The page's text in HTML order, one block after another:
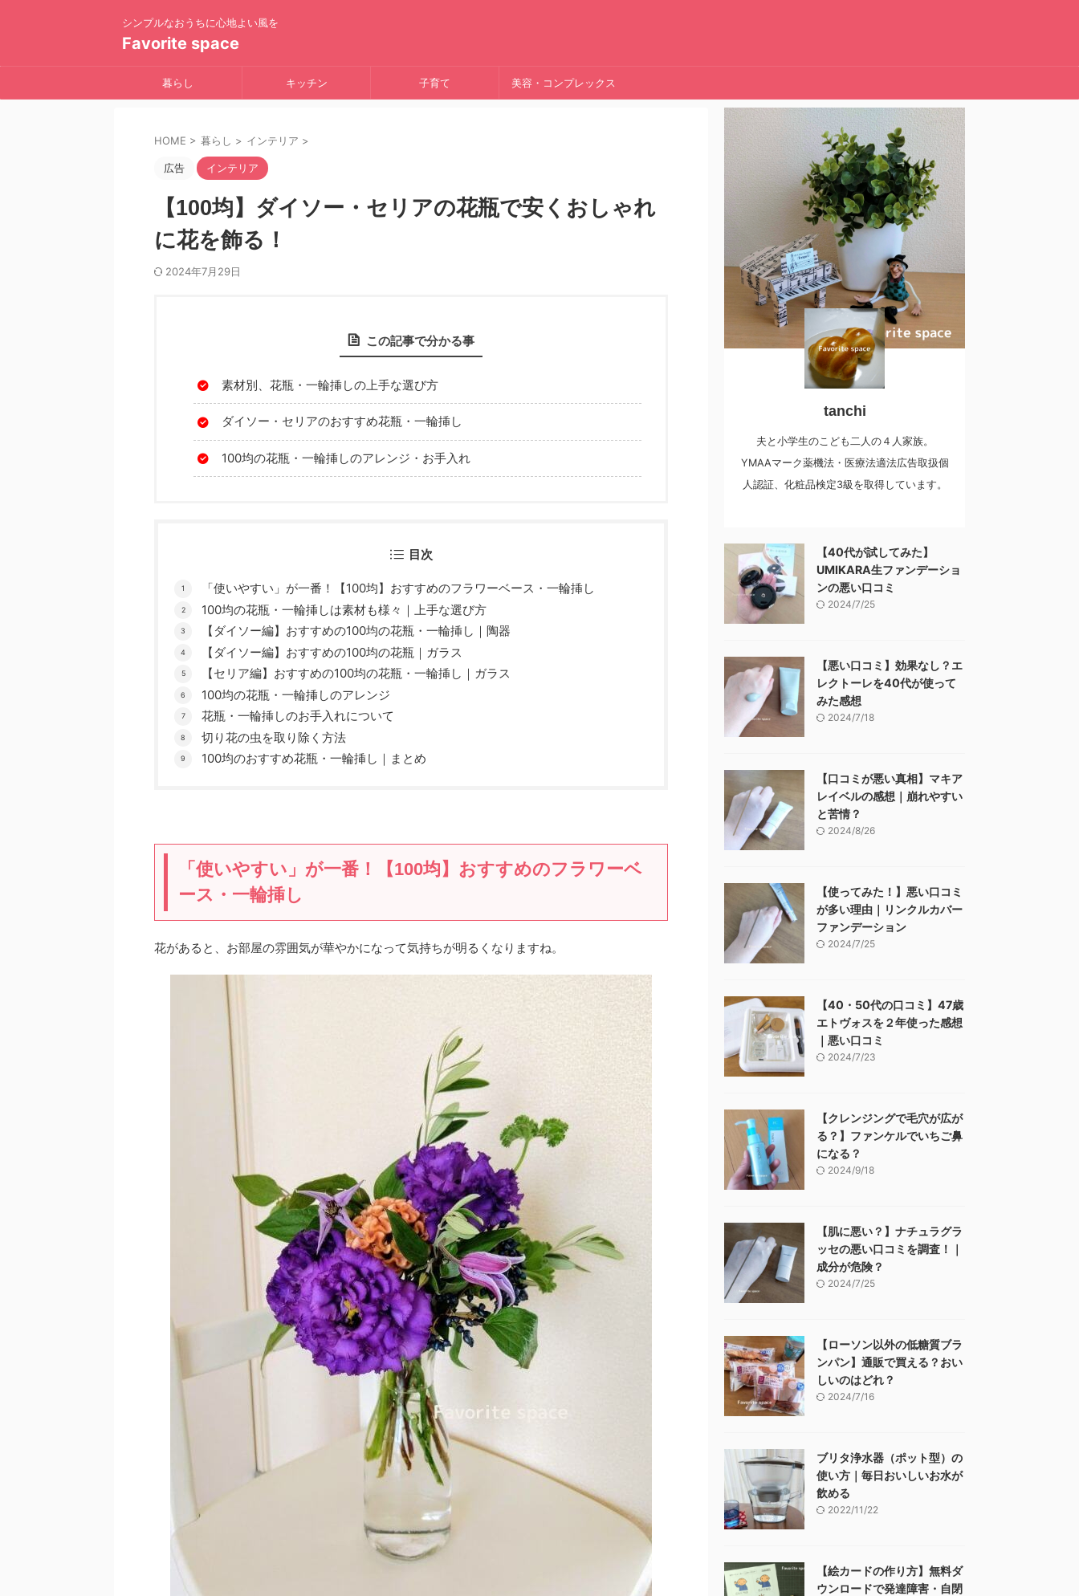
シンプルなおうちに心地よい風を
Favorite space
暮らし キッチン 子育て 美容・コンプレックス
HOME > 暮らし > インテリア >
広告 インテリア
【100均】ダイソー・セリアの花瓶で安くおしゃれ
に花を飾る！
2024年7月29日
この記事で分かる事
素材別、花瓶・一輪挿しの上手な選び方
ダイソー・セリアのおすすめ花瓶・一輪挿し
100均の花瓶・一輪挿しのアレンジ・お手入れ
目次
「使いやすい」が一番！【100均】おすすめのフラワーベース・一輪挿し
100均の花瓶・一輪挿しは素材も様々｜上手な選び方
【ダイソー編】おすすめの100均の花瓶・一輪挿し｜陶器
【ダイソー編】おすすめの100均の花瓶｜ガラス
【セリア編】おすすめの100均の花瓶・一輪挿し｜ガラス
100均の花瓶・一輪挿しのアレンジ
花瓶・一輪挿しのお手入れについて
切り花の虫を取り除く方法
100均のおすすめ花瓶・一輪挿し｜まとめ
「使いやすい」が一番！【100均】おすすめのフラワーベ
ース・一輪挿し
花があると、お部屋の雰囲気が華やかになって気持ちが明るくなりますね。
tanchi
夫と小学生のこども二人の４人家族。
YMAAマーク薬機法・医療法適法広告取扱個
人認証、化粧品検定3級を取得しています。
【40代が試してみた】
UMIKARA生ファンデーショ
ンの悪い口コミ
2024/7/25
【悪い口コミ】効果なし？エ
レクトーレを40代が使って
みた感想
2024/7/18
【口コミが悪い真相】マキア
レイベルの感想｜崩れやすい
と苦情？
2024/8/26
【使ってみた！】悪い口コミ
が多い理由｜リンクルカバー
ファンデーション
2024/7/25
【40・50代の口コミ】47歳
エトヴォスを２年使った感想
｜悪い口コミ
2024/7/23
【クレンジングで毛穴が広が
る？】ファンケルでいちご鼻
になる？
2024/9/18
【肌に悪い？】ナチュラグラ
ッセの悪い口コミを調査！｜
成分が危険？
2024/7/25
【ローソン以外の低糖質ブラ
ンパン】通販で買える？おい
しいのはどれ？
2024/7/16
ブリタ浄水器（ポット型）の
使い方｜毎日おいしいお水が
飲める
2022/11/22
【絵カードの作り方】無料ダ
ウンロードで発達障害・自閉